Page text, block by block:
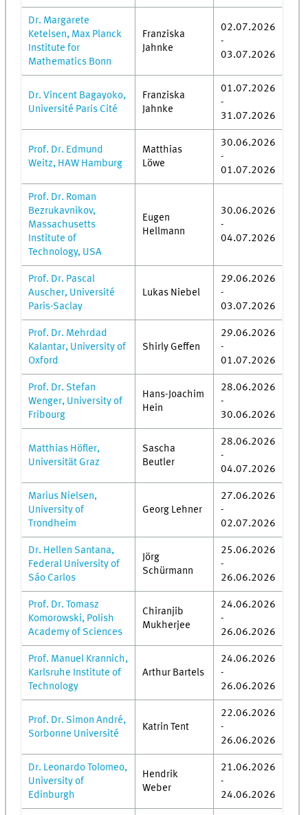
Dr. Margarete
Ketelsen, Max Planck
Institute for
Mathematics Bonn
Franziska
Jahnke
02.07.2026
-
03.07.2026
Dr. Vincent Bagayoko,
Université Paris Cité
Franziska
Jahnke
01.07.2026
-
31.07.2026
Prof. Dr. Edmund
Weitz, HAW Hamburg
Matthias
Löwe
30.06.2026
-
01.07.2026
Prof. Dr. Roman
Bezrukavnikov,
Massachusetts
Institute of
Technology, USA
Eugen
Hellmann
30.06.2026
-
04.07.2026
Prof. Dr. Pascal
Auscher, Université
Paris-Saclay
Lukas Niebel
29.06.2026
-
03.07.2026
Prof. Dr. Mehrdad
Kalantar, University of
Oxford
Shirly Geffen
29.06.2026
-
01.07.2026
Prof. Dr. Stefan
Wenger, University of
Fribourg
Hans-Joachim
Hein
28.06.2026
-
30.06.2026
Matthias Höfler,
Universität Graz
Sascha
Beutler
28.06.2026
-
04.07.2026
Marius Nielsen,
University of
Trondheim
Georg Lehner
27.06.2026
-
02.07.2026
Dr. Hellen Santana,
Federal University of
Sáo Carlos
Jörg
Schürmann
25.06.2026
-
26.06.2026
Prof. Dr. Tomasz
Komorowski, Polish
Academy of Sciences
Chiranjib
Mukherjee
24.06.2026
-
26.06.2026
Prof. Manuel Krannich,
Karlsruhe Institute of
Technology
Arthur Bartels
24.06.2026
-
26.06.2026
Prof. Dr. Simon André,
Sorbonne Université
Katrin Tent
22.06.2026
-
26.06.2026
Dr. Leonardo Tolomeo,
University of
Edinburgh
Hendrik
Weber
21.06.2026
-
24.06.2026